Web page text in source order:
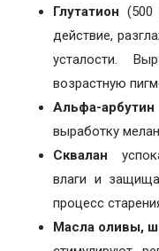
Глутатион
действие,
усталости.
возрастную
Альфа-арбутин
выработку
Сквалан
влаги и
процесс
Масла оливы,